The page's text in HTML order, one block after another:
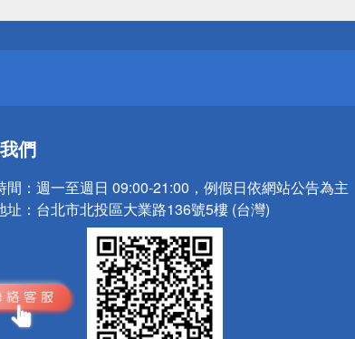
們
間： 週一至週日 09:00-21:00，例假日依網站公告為主
： 台北市北投區大業路136號5樓 (台灣)